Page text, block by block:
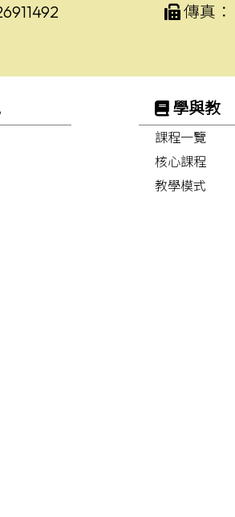
傳真：
學與教
課程一覽
核心課程
教學模式